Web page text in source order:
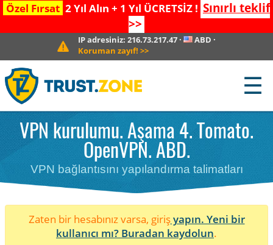
Özel Fırsat 2 Yıl Alın + 1 Yıl ÜCRETSİZ ! Sınırlı teklif
>>
IP adresiniz: 216.73.217.47· ABD ·
Koruman zayıf! >>
☰
VPN kurulumu. Aşama 4. Tomato.
OpenVPN. ABD.
VPN bağlantısını yapılandırma talimatları
Zaten bir hesabınız varsa, girişyapın. Yeni bir
kullanıcı mı? Buradan kaydolun.